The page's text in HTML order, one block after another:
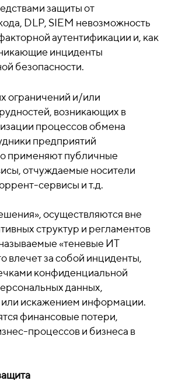
защиты от
DLP, SIEM невозможность
аутентификации и, как
инциденты
безопасности.
ограничений и/или
возникающих в
процессов обмена
предприятий
применяют публичные
отчуждаемые носители
сервисы и т.д.
осуществляются вне
структур и регламентов
«теневые ИТ
влечет за собой инциденты,
конфиденциальной
данных,
искажением информации.
финансовые потери,
процессов и бизнеса в